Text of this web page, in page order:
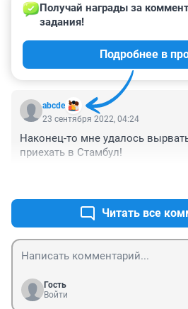
23 сентября 2022, 08:57
По таким составам
лучшие времена не было. А
выдаст уклониста?
abcde
Получай награды за
задания!
Подробнее в
23 сентября 2022, 04:24
Наконец-то мне удалось
приехать в Стамбул!
Читать все
Гость
Войти